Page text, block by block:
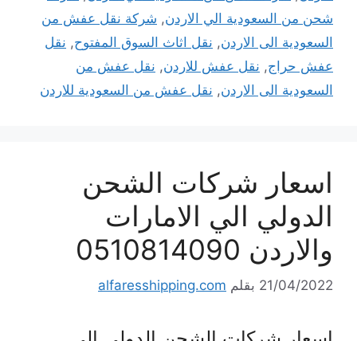
شحن من السعودية الي الاردن, شركة نقل عفش من
السعودية الى الاردن, نقل اثاث السوق المفتوح, نقل
عفش حراج, نقل عفش للاردن, نقل عفش من
السعودية الى الاردن, نقل عفش من السعودية للاردن
اسعار شركات الشحن
الدولي الي الامارات
والاردن 0510814090
21/04/2022 بقلم alfaresshipping.com